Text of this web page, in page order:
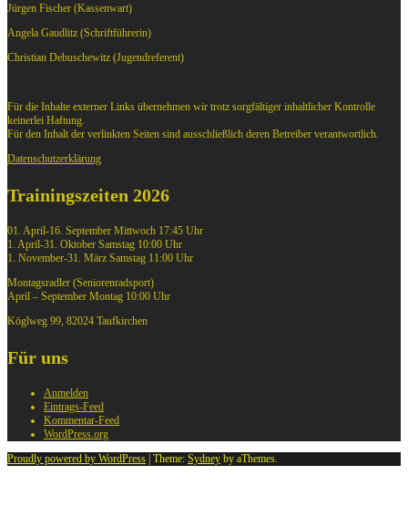
Jürgen Fischer (Kassenwart)
Angela Gaudlitz (Schriftführerin)
Christian Debuschewitz (Jugendreferent)
Für die Inhalte externer Links übernehmen wir trotz sorgfältiger inhaltlicher Kontrolle
keinerlei Haftung.
Für den Inhalt der verlinkten Seiten sind ausschließlich deren Betreiber verantwortlich.
Datenschutzerklärung
Trainingszeiten 2026
01. April-16. September Mittwoch 17:45 Uhr
1. April-31. Oktober Samstag 10:00 Uhr
1. November-31. März Samstag 11:00 Uhr
Montagsradler (Seniorenradsport)
April – September Montag 10:00 Uhr
Köglweg 99, 82024 Taufkirchen
Für uns
Anmelden
Eintrags-Feed
Kommentar-Feed
WordPress.org
Proudly powered by WordPress Theme: Sydney by aThemes.